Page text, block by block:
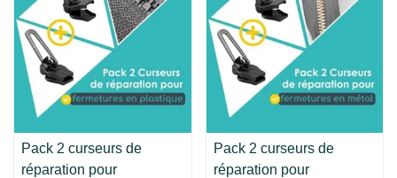
Pack 2 curseurs de
réparation pour
Pack 2 curseurs de
réparation pour